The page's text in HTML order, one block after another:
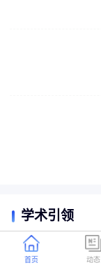
学术引领
首页 动态